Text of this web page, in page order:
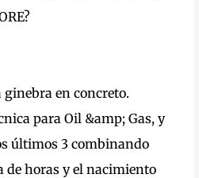
en concreto.
para Oil &amp; Gas, y
últimos 3 combinando
de horas y el nacimiento